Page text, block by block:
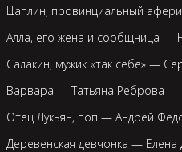
Цаплин, провинциальный
Алла, его жена и сообщница —
Салакин, мужик «так себе» —
Варвара — Татьяна Реброва
Отец Лукьян, поп — Андрей
Деревенская девчонка — Елена